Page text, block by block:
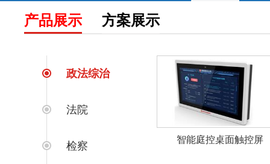
产品展示 方案展示
政法综治
法院
检察
智能庭控桌面触控屏